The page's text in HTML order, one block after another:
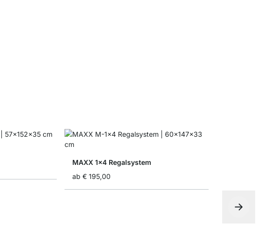
MAXX 1x4 Regalsystem
ab € 195,00